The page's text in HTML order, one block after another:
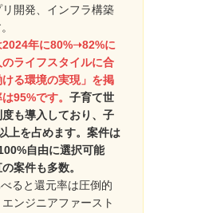
開発、インフラ構築
2024年に80%➝82%に
ライフスタイルに合
る環境の実現」を掲
95%です。 子育て世
も導入しており、子
上を占めます。案件は
自由に選択可能
案件も多数。
ると還元率は圧倒的
ンジニアファースト